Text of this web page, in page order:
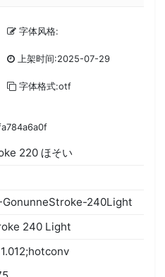
字体风格:
上架时间:2025-07-29
字体格式:otf
220 ほそい
GonunneStroke-240Light
240 Light